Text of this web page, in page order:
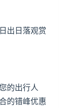
出日落观赏
的出行人
的错峰优惠